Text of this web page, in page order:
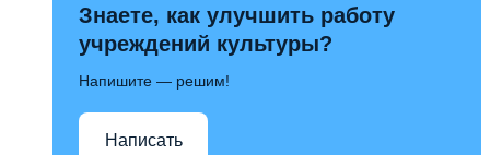
Знаете, как улучшить работу
учреждений культуры?
Напишите — решим!
Написать